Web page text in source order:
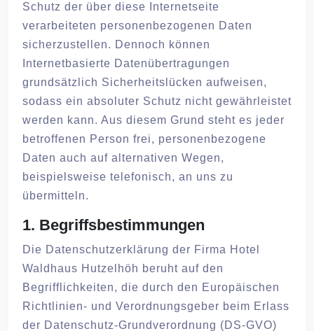
Schutz der über diese Internetseite
verarbeiteten personenbezogenen Daten
sicherzustellen. Dennoch können
Internetbasierte Datenübertragungen
grundsätzlich Sicherheitslücken aufweisen,
sodass ein absoluter Schutz nicht gewährleistet
werden kann. Aus diesem Grund steht es jeder
betroffenen Person frei, personenbezogene
Daten auch auf alternativen Wegen,
beispielsweise telefonisch, an uns zu
übermitteln.
1. Begriffsbestimmungen
Die Datenschutzerklärung der Firma Hotel
Waldhaus Hutzelhöh beruht auf den
Begrifflichkeiten, die durch den Europäischen
Richtlinien- und Verordnungsgeber beim Erlass
der Datenschutz-Grundverordnung (DS-GVO)